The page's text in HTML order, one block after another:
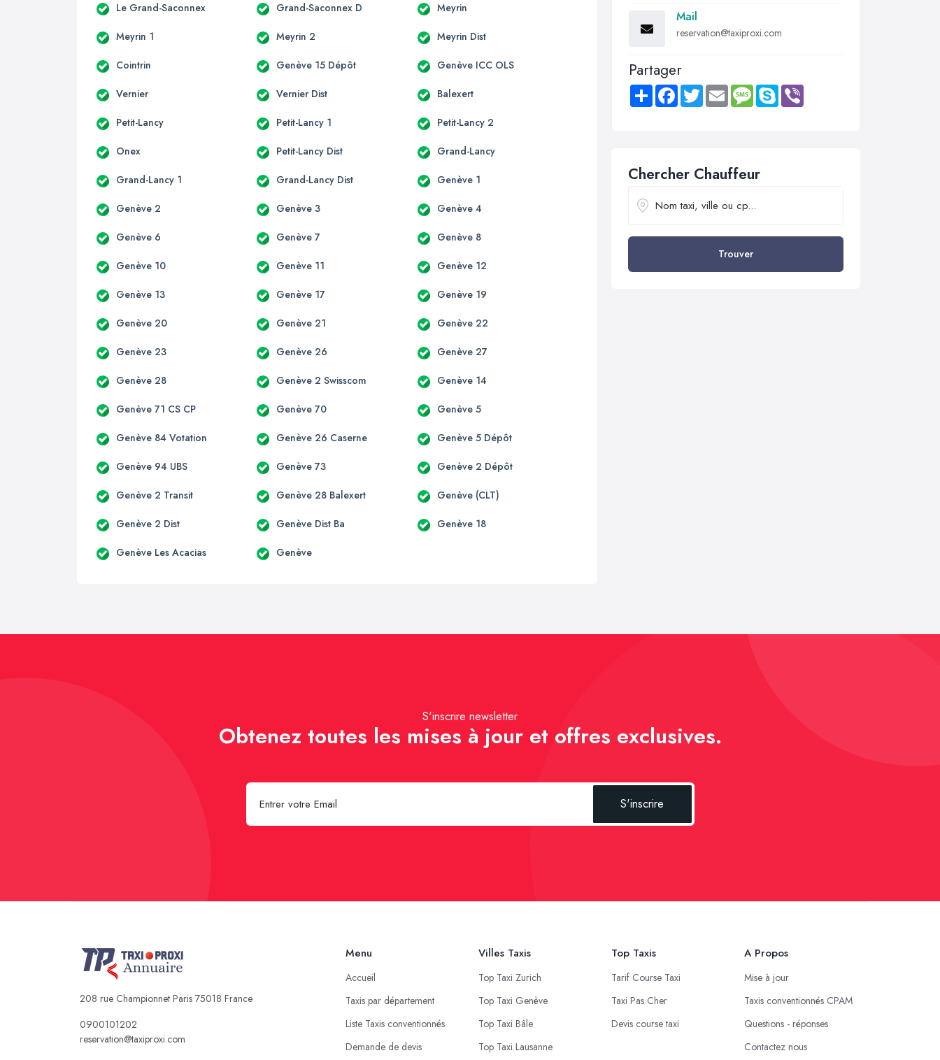
Le Grand-Saconnex Grand-Saconnex D Meyrin
Meyrin 1 Meyrin 2 Meyrin Dist
Cointrin Genève 15 Dépôt Genève ICC OLS
Vernier Vernier Dist Balexert
Petit-Lancy Petit-Lancy 1 Petit-Lancy 2
Onex Petit-Lancy Dist Grand-Lancy
Grand-Lancy 1 Grand-Lancy Dist Genève 1
Genève 2 Genève 3 Genève 4
Genève 6 Genève 7 Genève 8
Genève 10 Genève 11 Genève 12
Genève 13 Genève 17 Genève 19
Genève 20 Genève 21 Genève 22
Genève 23 Genève 26 Genève 27
Genève 28 Genève 2 Swisscom Genève 14
Genève 71 CS CP Genève 70 Genève 5
Genève 84 Votation Genève 26 Caserne Genève 5 Dépôt
Genève 94 UBS Genève 73 Genève 2 Dépôt
Genève 2 Transit Genève 28 Balexert Genève (CLT)
Genève 2 Dist Genève Dist Ba Genève 18
Genève Les Acacias Genève
Mail
reservation@taxiproxi.com
Partager
Share FacebookTwitter Email MessageSkype
Chercher Chauffeur
Trouver
S'inscrire newsletter
Obtenez toutes les mises à jour et offres exclusives.
S'inscrire
208 rue Championnet Paris 75018 France
0900101202
reservation@taxiproxi.com
Menu
Accueil
Taxis par département
Liste Taxis conventionnés
Demande de devis
Villes Taxis
Top Taxi Zurich
Top Taxi Genève
Top Taxi Bâle
Top Taxi Lausanne
Top Taxis
Tarif Course Taxi
Taxi Pas Cher
Devis course taxi
A Propos
Mise à jour
Taxis conventionnés CPAM
Questions - réponses
Contactez nous